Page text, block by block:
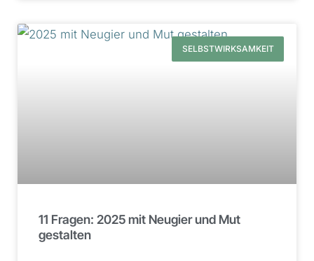
SELBSTWIRKSAMKEIT
11 Fragen: 2025 mit Neugier und Mut
gestalten